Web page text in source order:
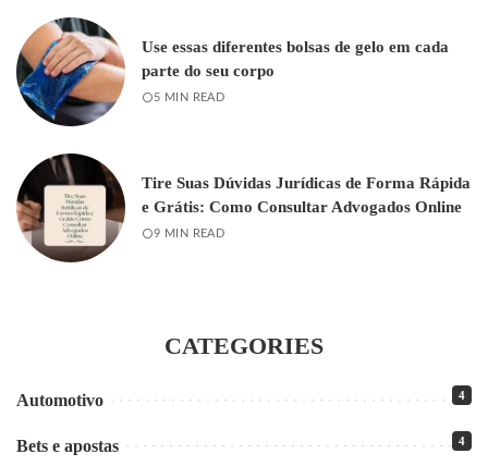
Use essas diferentes bolsas de gelo em cada
parte do seu corpo
5 MIN READ
Tire Suas Dúvidas Jurídicas de Forma Rápida
e Grátis: Como Consultar Advogados Online
9 MIN READ
CATEGORIES
Automotivo 4
Bets e apostas 4